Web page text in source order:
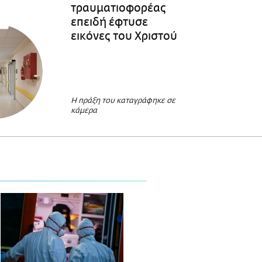
τραυματιοφορέας
επειδή έφτυσε
εικόνες του Χριστού
Η πράξη του καταγράφηκε σε
κάμερα